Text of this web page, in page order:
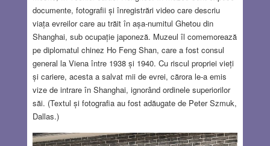
documente, fotografii și înregistrări video care descriu
viața evreilor care au trăit în așa-numitul Ghetou din
Shanghai, sub ocupație japoneză. Muzeul îl comemorează
pe diplomatul chinez Ho Feng Shan, care a fost consul
general la Viena între 1938 și 1940. Cu riscul propriei vieți
și cariere, acesta a salvat mii de evrei, cărora le-a emis
vize de intrare în Shanghai, ignorând ordinele superiorilor
săi. (Textul și fotografia au fost adăugate de Peter Szmuk,
Dallas.)